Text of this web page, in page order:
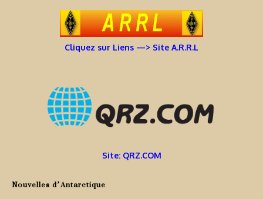
Cliquez sur Liens —> Site A.R.R.L
Site: QRZ.COM
Nouvelles d’Antarctique